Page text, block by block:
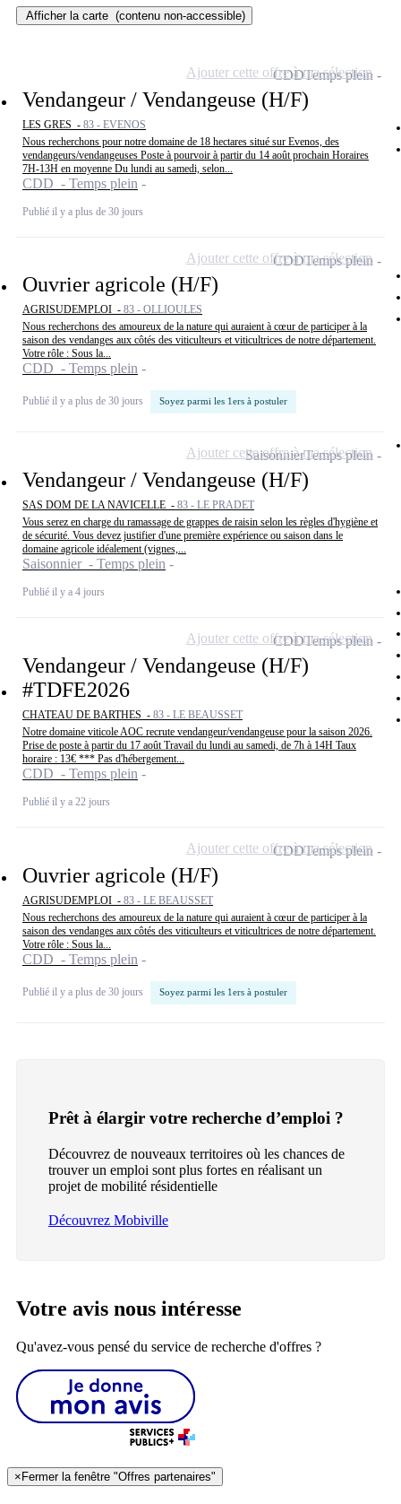
Afficher la carte (contenu non-accessible)
Vendangeur / Vendangeuse (H/F)
LES GRES - 83 - EVENOS
Nous recherchons pour notre domaine de 18 hectares situé sur Evenos, des
vendangeurs/vendangeuses Poste à pourvoir à partir du 14 août prochain Horaires
7H-13H en moyenne Du lundi au samedi, selon...
CDD - Temps plein
Publié il y a plus de 30 jours
CDDTemps plein
Ajouter cette offre à ma sélection
Ouvrier agricole (H/F)
AGRISUDEMPLOI - 83 - OLLIOULES
Nous recherchons des amoureux de la nature qui auraient à cœur de participer à la
saison des vendanges aux côtés des viticulteurs et viticultrices de notre département.
Votre rôle : Sous la...
CDD - Temps plein
Publié il y a plus de 30 jours Soyez parmi les 1ers à postuler
CDDTemps plein
Ajouter cette offre à ma sélection
Vendangeur / Vendangeuse (H/F)
SAS DOM DE LA NAVICELLE - 83 - LE PRADET
Vous serez en charge du ramassage de grappes de raisin selon les règles d'hygiène et
de sécurité. Vous devez justifier d'une première expérience ou saison dans le
domaine agricole idéalement (vignes,...
Saisonnier - Temps plein
Publié il y a 4 jours
SaisonnierTemps plein
Ajouter cette offre à ma sélection
Vendangeur / Vendangeuse (H/F)
#TDFE2026
CHATEAU DE BARTHES - 83 - LE BEAUSSET
Notre domaine viticole AOC recrute vendangeur/vendangeuse pour la saison 2026.
Prise de poste à partir du 17 août Travail du lundi au samedi, de 7h à 14H Taux
horaire : 13€ *** Pas d'hébergement...
CDD - Temps plein
Publié il y a 22 jours
CDDTemps plein
Ajouter cette offre à ma sélection
Ouvrier agricole (H/F)
AGRISUDEMPLOI - 83 - LE BEAUSSET
Nous recherchons des amoureux de la nature qui auraient à cœur de participer à la
saison des vendanges aux côtés des viticulteurs et viticultrices de notre département.
Votre rôle : Sous la...
CDD - Temps plein
Publié il y a plus de 30 jours Soyez parmi les 1ers à postuler
CDDTemps plein
Ajouter cette offre à ma sélection
Prêt à élargir votre recherche d’emploi ?
Découvrez de nouveaux territoires où les chances de
trouver un emploi sont plus fortes en réalisant un
projet de mobilité résidentielle
Découvrez Mobiville
Votre avis nous intéresse
Qu'avez-vous pensé du service de recherche d'offres ?
× Fermer la fenêtre "Offres partenaires"